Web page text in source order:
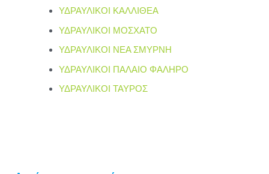
ΥΔΡΑΥΛΙΚΟΙ ΚΑΛΛΙΘΕΑ
ΥΔΡΑΥΛΙΚΟΙ ΜΟΣΧΑΤΟ
ΥΔΡΑΥΛΙΚΟΙ ΝΕΑ ΣΜΥΡΝΗ
ΥΔΡΑΥΛΙΚΟΙ ΠΑΛΑΙΟ ΦΑΛΗΡΟ
ΥΔΡΑΥΛΙΚΟΙ ΤΑΥΡΟΣ